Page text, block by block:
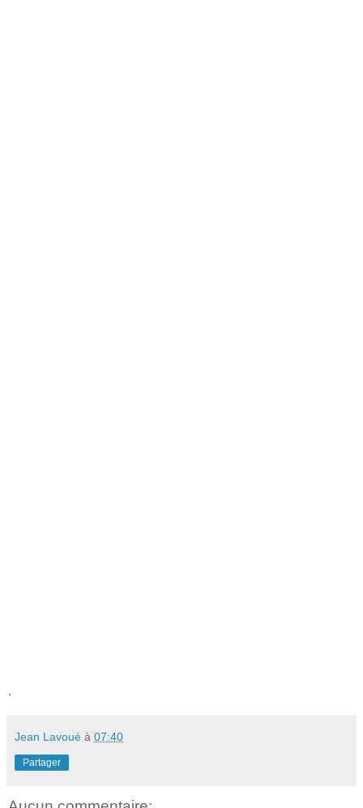
.
Jean Lavoué à 07:40
Partager